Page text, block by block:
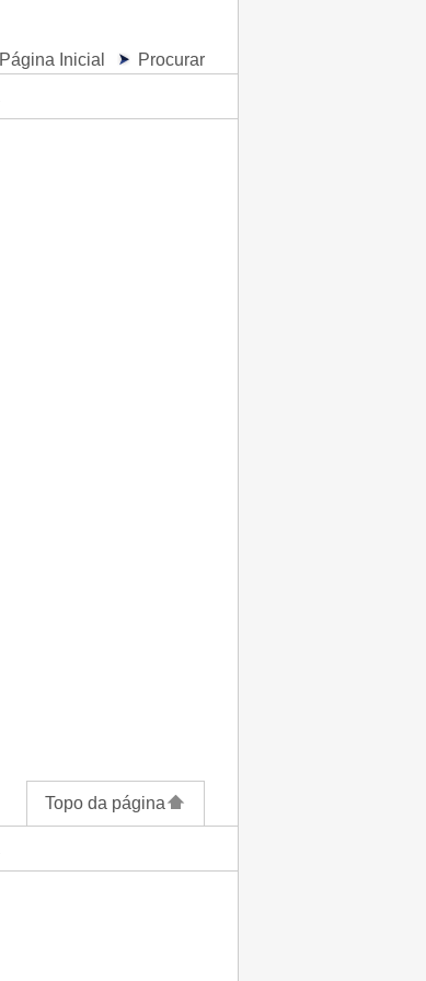
Página Inicial
Procurar
Topo da página